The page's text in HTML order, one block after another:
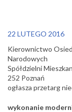
22 LUTEGO 2016
Kierownictwo
Narodowych
Spółdzielni
252 Poznań
ogłasza przetarg
wykonanie